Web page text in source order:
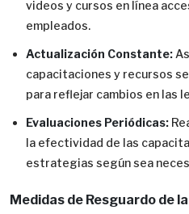
videos y cursos en línea
empleados.
Actualización Constante:
capacitaciones y recursos
para reflejar cambios en las
Evaluaciones Periódicas:
la efectividad de las
estrategias según sea
Medidas de Resguardo de